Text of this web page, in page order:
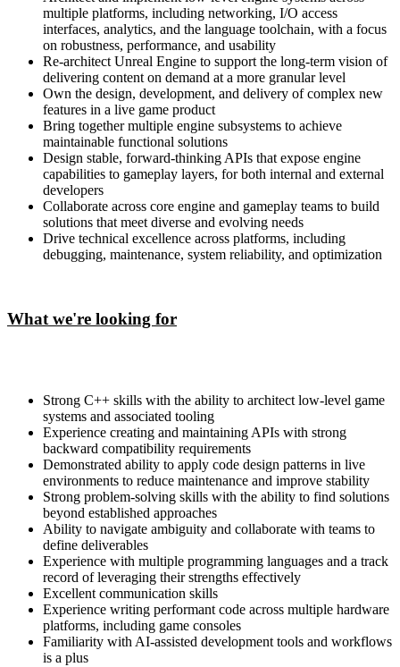
multiple platforms, including networking, I/O access
interfaces, analytics, and the language toolchain, with a focus
on robustness, performance, and usability
Re-architect Unreal Engine to support the long-term vision of
delivering content on demand at a more granular level
Own the design, development, and delivery of complex new
features in a live game product
Bring together multiple engine subsystems to achieve
maintainable functional solutions
Design stable, forward-thinking APIs that expose engine
capabilities to gameplay layers, for both internal and external
developers
Collaborate across core engine and gameplay teams to build
solutions that meet diverse and evolving needs
Drive technical excellence across platforms, including
debugging, maintenance, system reliability, and optimization
What we're looking for
Strong C++ skills with the ability to architect low-level game
systems and associated tooling
Experience creating and maintaining APIs with strong
backward compatibility requirements
Demonstrated ability to apply code design patterns in live
environments to reduce maintenance and improve stability
Strong problem-solving skills with the ability to find solutions
beyond established approaches
Ability to navigate ambiguity and collaborate with teams to
define deliverables
Experience with multiple programming languages and a track
record of leveraging their strengths effectively
Excellent communication skills
Experience writing performant code across multiple hardware
platforms, including game consoles
Familiarity with AI-assisted development tools and workflows
is a plus